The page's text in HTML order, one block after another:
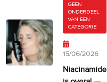
GEEN
ONDERDEEL
VAN EEN
CATEGORIE
15/06/2026
Niacinamide